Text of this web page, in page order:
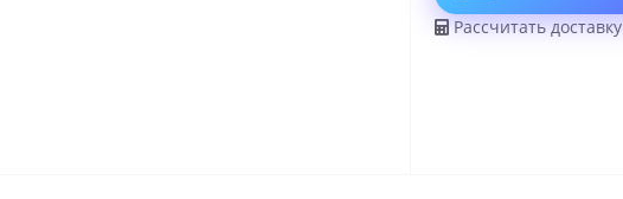
Рассчитать доставку